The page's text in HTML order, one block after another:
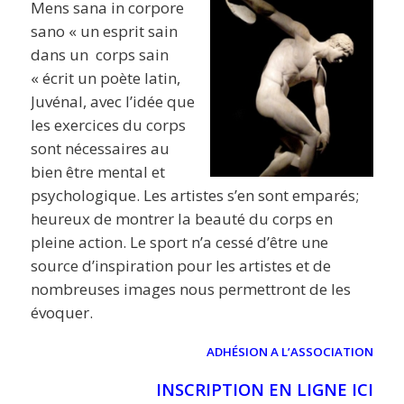
Mens sana in corpore
sano « un esprit sain
dans un corps sain
« écrit un poète latin,
Juvénal, avec l’idée que
les exercices du corps
sont nécessaires au
bien être mental et
psychologique. Les artistes s’en sont emparés;
heureux de montrer la beauté du corps en
pleine action. Le sport n’a cessé d’être une
source d’inspiration pour les artistes et de
nombreuses images nous permettront de les
évoquer.
ADHÉSION A L’ASSOCIATION
INSCRIPTION EN LIGNE ICI